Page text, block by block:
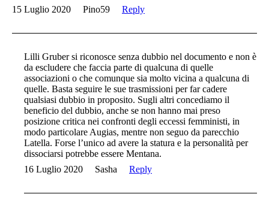
15 Luglio 2020
Pino59 Reply
Lilli Gruber si riconosce senza dubbio nel documento e non è
da escludere che faccia parte di qualcuna di quelle
associazioni o che comunque sia molto vicina a qualcuna di
quelle. Basta seguire le sue trasmissioni per far cadere
qualsiasi dubbio in proposito. Sugli altri concediamo il
beneficio del dubbio, anche se non hanno mai preso
posizione critica nei confronti degli eccessi femministi, in
modo particolare Augias, mentre non seguo da parecchio
Latella. Forse l’unico ad avere la statura e la personalità per
dissociarsi potrebbe essere Mentana.
16 Luglio 2020
Sasha Reply